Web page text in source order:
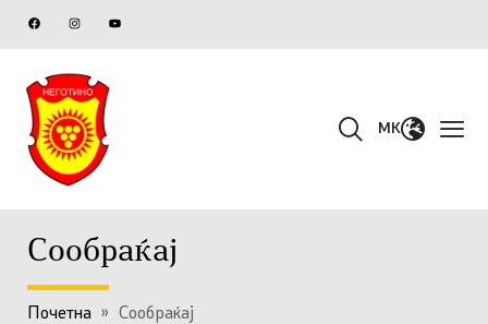
MK
Сообраќај
Почетна » Сообраќај